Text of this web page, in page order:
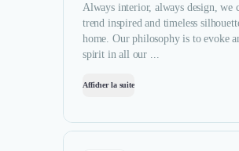
Always interior, always design, we
trend inspired and timeless
home. Our philosophy is to evoke
spirit in all our ...
Afficher la suite